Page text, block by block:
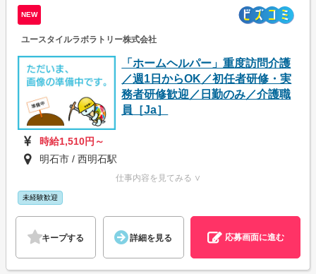
NEW
ユースタイルラボラトリー株式会社
「ホームヘルパー」重度訪問介護
／週1日からOK／初任者研修・実
務者研修歓迎／日勤のみ／介護職
員［Ja］
時給1,510円～
明石市 / 西明石駅
仕事内容を見てみる ∨
未経験歓迎
キープする 詳細を見る 応募画面に進む